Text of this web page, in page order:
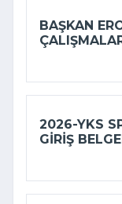
BAŞKAN
2026-YKS
GIRIŞ